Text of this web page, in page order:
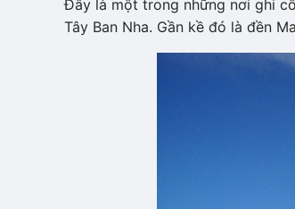
Đây là một trong những nơi ghi
Tây Ban Nha. Gần kề đó là đền